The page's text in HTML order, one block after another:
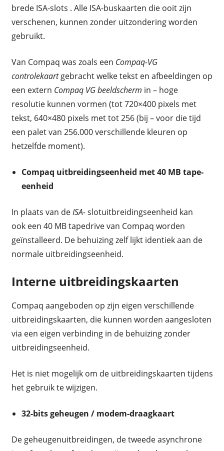
brede ISA-slots . Alle ISA-buskaarten die ooit zijn
verschenen, kunnen zonder uitzondering worden
gebruikt.
Van Compaq was zoals een Compaq-VG
controlekaartgebracht welke tekst en afbeeldingen op
een extern Compaq VG beeldscherm in – hoge
resolutie kunnen vormen (tot 720×400 pixels met
tekst, 640×480 pixels met tot 256 (bij – voor die tijd
een palet van 256.000 verschillende kleuren op
hetzelfde moment).
Compaq uitbreidingseenheid met 40 MB tape-
eenheid
In plaats van deISA-slotuitbreidingseenheid kan
ook een 40 MB tapedrive van Compaq worden
geïnstalleerd. De behuizing zelf lijkt identiek aan de
normale uitbreidingseenheid.
Interne uitbreidingskaarten
Compaq aangeboden op zijn eigen verschillende
uitbreidingskaarten, die kunnen worden aangesloten
via een eigen verbinding in de behuizing zonder
uitbreidingseenheid.
Het is niet mogelijk om de uitbreidingskaarten tijdens
het gebruik te wijzigen.
32-bits geheugen / modem-draagkaart
De geheugenuitbreidingen, de tweede asynchrone